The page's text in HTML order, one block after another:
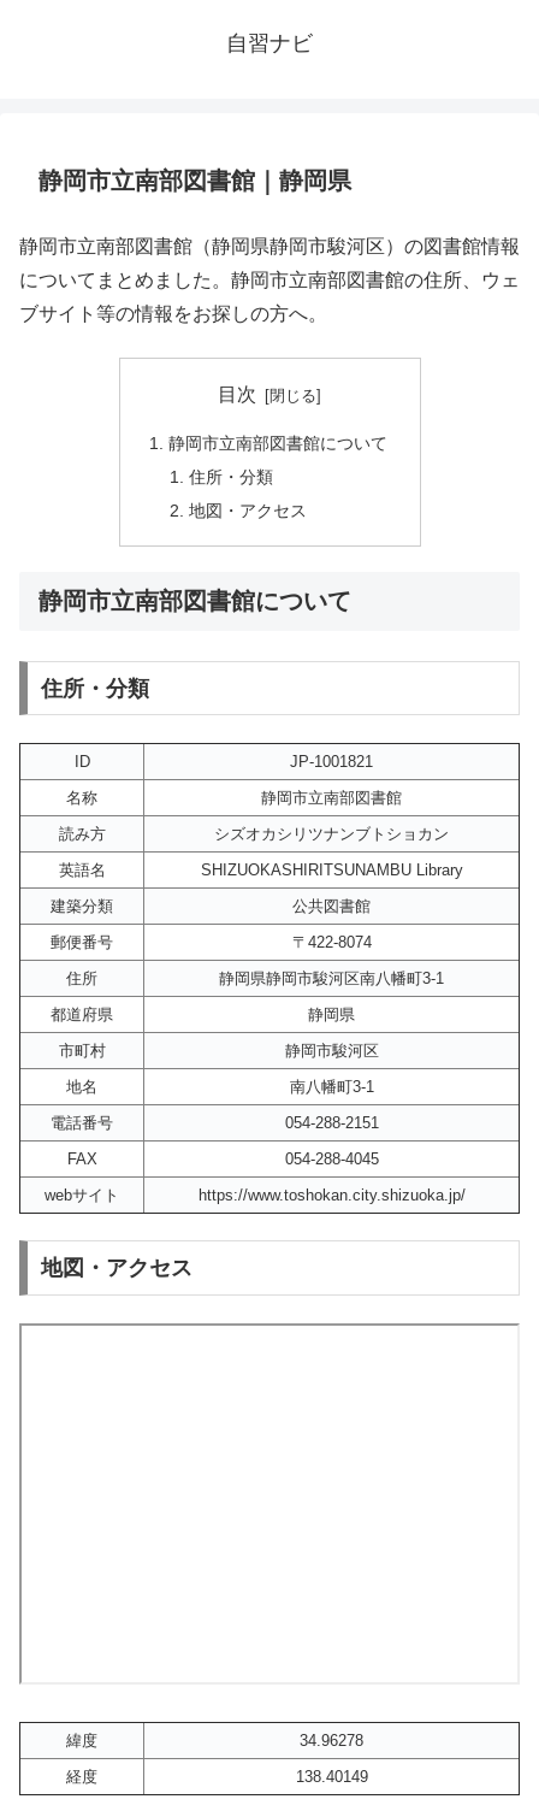
自習ナビ
静岡市立南部図書館｜静岡県
静岡市立南部図書館（静岡県静岡市駿河区）の図書館情報
についてまとめました。静岡市立南部図書館の住所、ウェ
ブサイト等の情報をお探しの方へ。
目次
静岡市立南部図書館について
住所・分類
地図・アクセス
静岡市立南部図書館について
住所・分類
ID
JP-1001821
名称
静岡市立南部図書館
読み方
シズオカシリツナンブトショカン
英語名
SHIZUOKASHIRITSUNAMBU Library
建築分類
公共図書館
郵便番号
〒422-8074
住所
静岡県静岡市駿河区南八幡町3-1
都道府県
静岡県
市町村
静岡市駿河区
地名
南八幡町3-1
電話番号
054-288-2151
FAX
054-288-4045
webサイト
https://www.toshokan.city.shizuoka.jp/
地図・アクセス
緯度
34.96278
経度
138.40149